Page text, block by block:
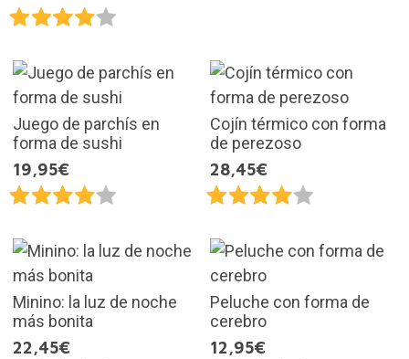
Juego de parchís en
forma de sushi
19,95€
Cojín térmico con forma
de perezoso
28,45€
Minino: la luz de noche
más bonita
22,45€
Peluche con forma de
cerebro
12,95€